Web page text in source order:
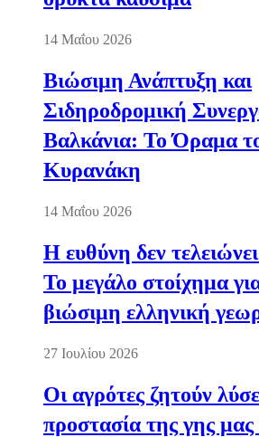
14 Μαΐου 2026
Βιώσιμη Ανάπτυξη και
Σιδηροδρομική
Βαλκάνια: Το Όραμα
Κυρανάκη
14 Μαΐου 2026
Η ευθύνη δεν
Το μεγάλο στοίχημα
βιώσιμη ελληνική
27 Ιουλίου 2026
Οι αγρότες ζητούν
προστασία της γης μας